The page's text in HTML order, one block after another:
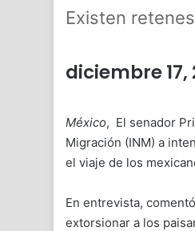
Existen
diciembre 17,
México, El senador
Migración (INM) a
el viaje de los
En entrevista,
extorsionar a los